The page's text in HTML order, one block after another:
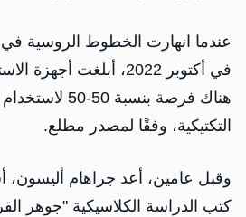
عندما انهارت الخطوط الروسية
في أكتوبر 2022، أبلغت
هناك فرصة
التكتيكية، وفقًا لمصدر مطلع.
وقبل عامين، أعد جراهام أليسون،
كتب الدراسة الكلاسيكية "جوهر